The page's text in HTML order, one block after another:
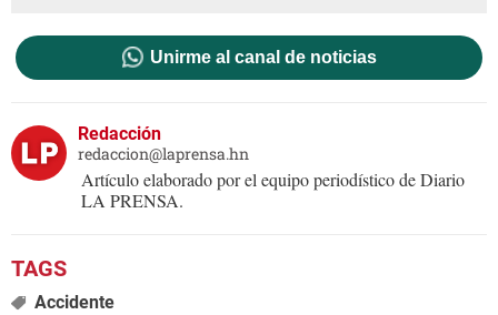
Unirme al canal de noticias
Redacción
redaccion@laprensa.hn
Artículo elaborado por el equipo periodístico de Diario
LA PRENSA.
Accidente